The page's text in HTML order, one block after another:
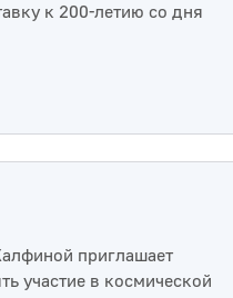
к 200-летию со дня
приглашает
участие в космической